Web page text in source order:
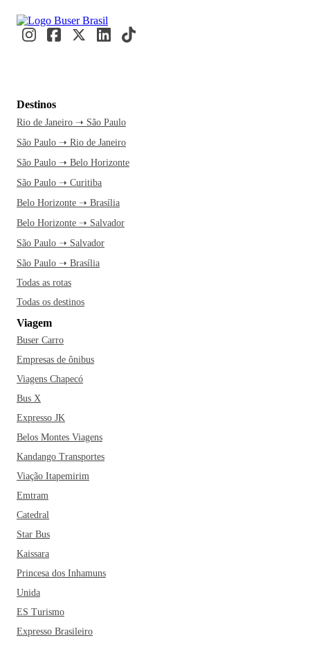
Destinos
Rio de Janeiro ➝ São Paulo
São Paulo ➝ Rio de Janeiro
São Paulo ➝ Belo Horizonte
São Paulo ➝ Curitiba
Belo Horizonte ➝ Brasília
Belo Horizonte ➝ Salvador
São Paulo ➝ Salvador
São Paulo ➝ Brasília
Todas as rotas
Todas os destinos
Viagem
Buser Carro
Empresas de ônibus
Viagens Chapecó
Bus X
Expresso JK
Belos Montes Viagens
Kandango Transportes
Viação Itapemirim
Emtram
Catedral
Star Bus
Kaissara
Princesa dos Inhamuns
Unida
ES Turismo
Expresso Brasileiro